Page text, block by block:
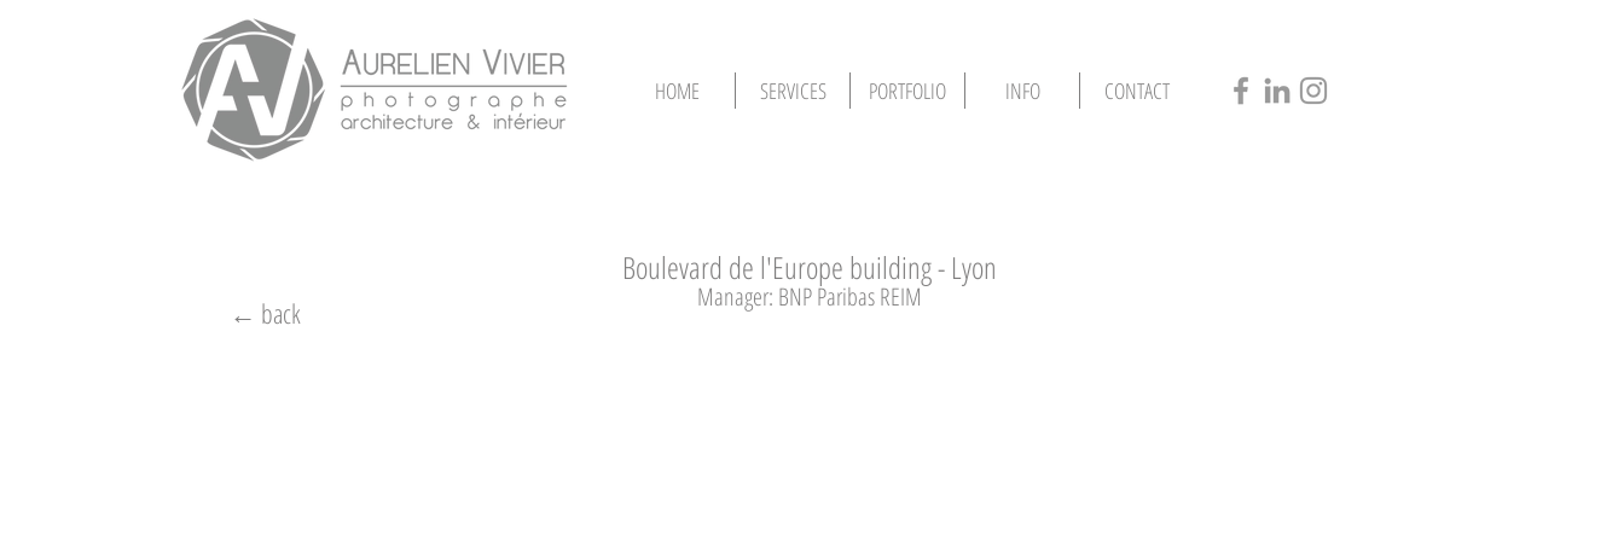
HOME SERVICES PORTFOLIO INFO CONTACT
← back
Boulevard de l'Europe building - Lyon
Manager: BNP Paribas REIM